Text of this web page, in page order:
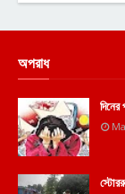
অপরাধ